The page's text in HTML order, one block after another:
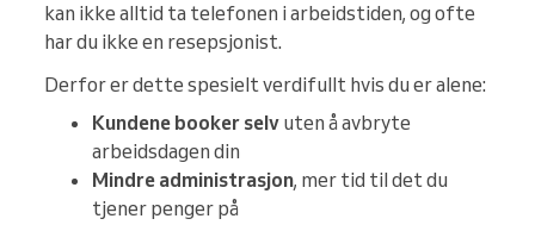
kan ikke alltid ta telefonen i arbeidstiden, og ofte
har du ikke en resepsjonist.
Derfor er dette spesielt verdifullt hvis du er alene:
Kundene booker selv uten å avbryte
arbeidsdagen din
Mindre administrasjon, mer tid til det du
tjener penger på